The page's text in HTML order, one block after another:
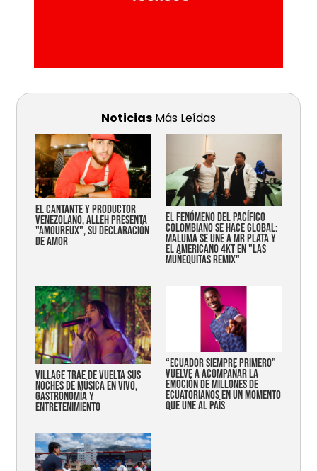
Noticias Más Leídas
EL CANTANTE Y PRODUCTOR
VENEZOLANO, ALLEH PRESENTA
"AMOUREUX", SU DECLARACIÓN
DE AMOR
EL FENÓMENO DEL PACÍFICO
COLOMBIANO SE HACE GLOBAL:
MALUMA SE UNE A MR PLATA Y
EL AMERICANO 4KT EN "LAS
MUÑEQUITAS REMIX"
Village trae de vuelta sus
noches de música en vivo,
gastronomía y
entretenimiento
“Ecuador siempre primero”
vuelve a acompañar la
emoción de millones de
ecuatorianos en un momento
que une al país